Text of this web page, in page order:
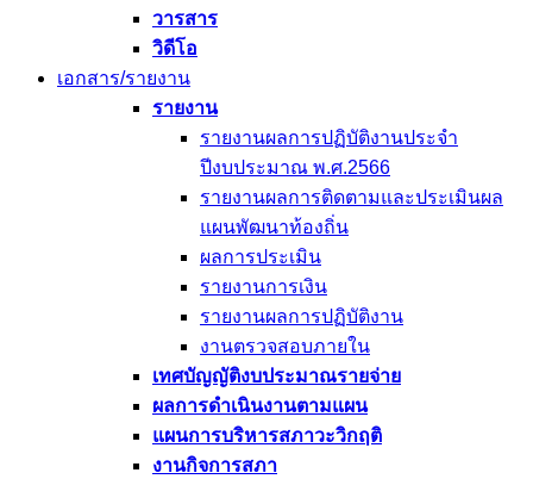
วารสาร
วิดีโอ
เอกสาร/รายงาน
รายงาน
รายงานผลการปฏิบัติงานประจำ
ปีงบประมาณ พ.ศ.2566
รายงานผลการติดตามและประเมินผล
แผนพัฒนาท้องถิ่น
ผลการประเมิน
รายงานการเงิน
รายงานผลการปฏิบัติงาน
งานตรวจสอบภายใน
เทศบัญญัติงบประมาณรายจ่าย
ผลการดำเนินงานตามแผน
แผนการบริหารสภาวะวิกฤติ
งานกิจการสภา